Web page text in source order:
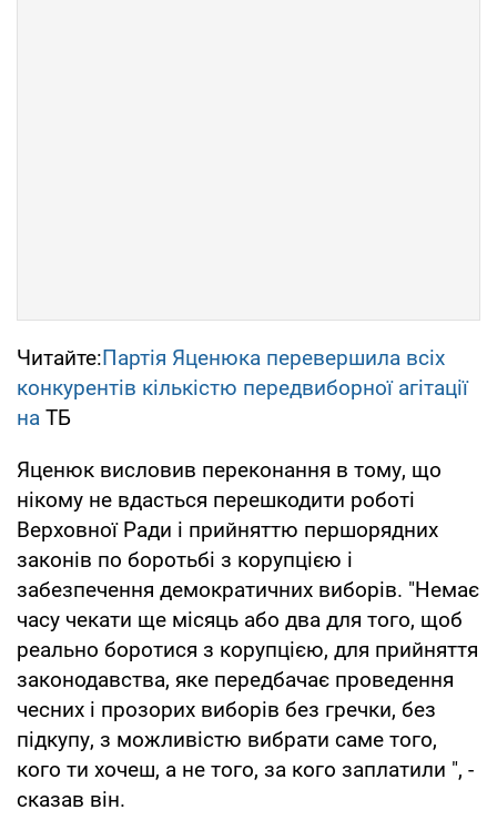
Читайте:Партія Яценюка перевершила всіх
конкурентів кількістю передвиборної агітації
на ТБ
Яценюк висловив переконання в тому, що
нікому не вдасться перешкодити роботі
Верховної Ради і прийняттю першорядних
законів по боротьбі з корупцією і
забезпечення демократичних виборів. "Немає
часу чекати ще місяць або два для того, щоб
реально боротися з корупцією, для прийняття
законодавства, яке передбачає проведення
чесних і прозорих виборів без гречки, без
підкупу, з можливістю вибрати саме того,
кого ти хочеш, а не того, за кого заплатили ", -
сказав він.